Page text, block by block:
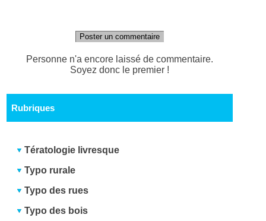
Poster un commentaire
Personne n'a encore laissé de commentaire.
Soyez donc le premier !
Rubriques
Tératologie livresque
Typo rurale
Typo des rues
Typo des bois